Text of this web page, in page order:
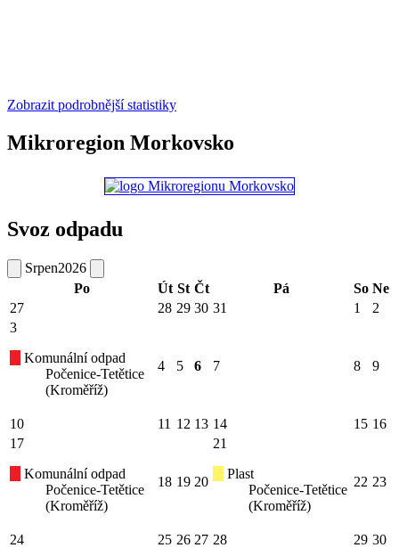
Zobrazit podrobnější statistiky
Mikroregion Morkovsko
Svoz odpadu
Srpen2026
Po
Út St Čt Pá So Ne
27
28 29 30 31 1
2
3
Komunální odpad
Počenice-Tetětice
(Kroměříž)
4 5 6 7 8 9
10 11 12 13 14 15 16
17
Komunální odpad
Počenice-Tetětice
(Kroměříž)
18 19 20
21
Plast
Počenice-Tetětice
(Kroměříž)
22 23
24 25 26 27 28 29 30